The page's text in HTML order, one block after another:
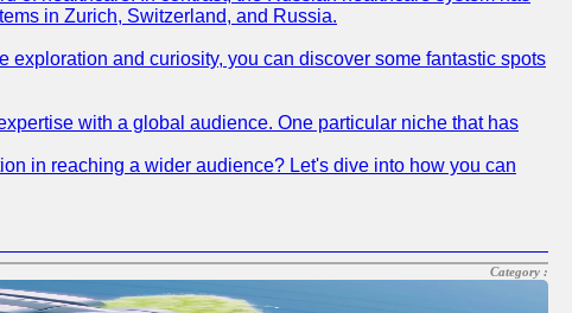
in Zurich, Switzerland, and Russia.
and curiosity, you can discover some fantastic spots
with a global audience. One particular niche that has
in reaching a wider audience? Let's dive into how you can
Category :